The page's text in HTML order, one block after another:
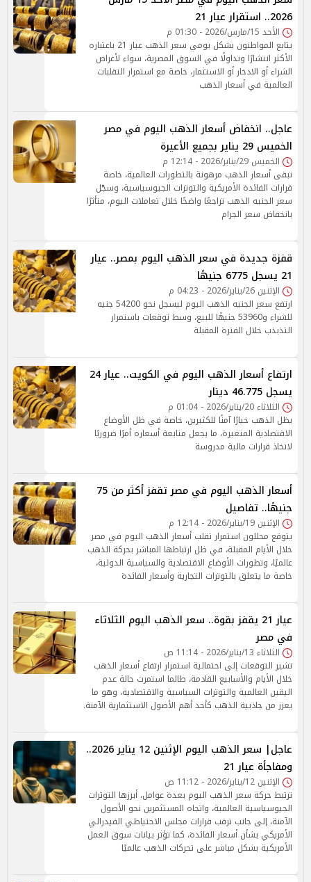
2026.. استقرار عيار 21
الأحد 15/مارس/2026 - 01:30 م
يتابع المواطنون بشكل يومي سعر الذهب عيار 21 باعتباره
الأكثر انتشارًا وتداولًا في السوق المصرية، سواء لأغراض
الشراء أو الادخار أو الاستثمار، خاصة مع استمرار التقلبات
العالمية في أسعار الذهب
عاجل.. انخفاض أسعار الذهب اليوم في مصر
الخميس 29 يناير بجميع الأعيرة
الخميس 29/يناير/2026 - 12:14 م
تبقى أسعار الذهب مرهونة بالتطورات العالمية، خاصة
قرارات الفائدة الأمريكية والتوترات الجيوسياسية، وسجّل
سعر الجنيه الذهب تراجعًا واضحًا خلال تعاملات اليوم، متأثرًا
بانخفاض سعر الجرام
قفزة جديدة في سعر الذهب اليوم بمصر.. عيار
21 يسجل 6775 جنيهًا
الإثنين 26/يناير/2026 - 04:23 م
ارتفع سعر الجنيه الذهب اليوم ليسجل نحو 54200 جنيه
للشراء و53960 جنيهًا للبيع، وسط توقعات باستمرار
التذبذب خلال الفترة المقبلة
ارتفاع أسعار الذهب اليوم في الكويت.. عيار 24
يسجل 46.775 دينار
الثلاثاء 20/يناير/2026 - 01:04 م
يظل الذهب خيارًا آمنًا للكثيرين، خاصة في ظل الأوضاع
الاقتصادية المتغيرة، ما يجعل متابعة أسعاره أمرًا ضروريًا
لاتخاذ قرارات مالية مدروسة
أسعار الذهب اليوم في مصر تقفز أكثر من 75
جنيهًا.. تفاصيل
الإثنين 19/يناير/2026 - 12:14 م
يتوقع محللون استمرار تقلب أسعار الذهب اليوم في مصر
خلال الأيام المقبلة، في ظل ارتباطها المباشر بحركة الذهب
عالميًا، وتطورات الأوضاع الاقتصادية والسياسية الدولية،
خاصة ما يتعلق بالتوترات التجارية وأسعار الفائدة
عيار 21 يقفز بقوة.. سعر الذهب اليوم الثلاثاء
في مصر
الثلاثاء 13/يناير/2026 - 11:14 ص
تشير التوقعات إلى احتمالية استمرار ارتفاع أسعار الذهب
خلال الأيام والأسابيع القادمة، طالما استمرت حالة عدم
اليقين العالمية والتوترات السياسية والاقتصادية، وهو ما
يعزز من جاذبية الذهب كأحد أهم الأصول الاستثمارية الآمنة.
عاجل| سعر الذهب اليوم الإثنين 12 يناير 2026..
ومفاجأة عيار 21
الإثنين 12/يناير/2026 - 11:12 ص
ترتبط حركة سعر الذهب اليوم بعدة عوامل، أبرزها التوترات
الجيوسياسية العالمية، واتجاه المستثمرين نحو الأصول
الآمنة، إلى جانب ترقب قرارات مجلس الاحتياطي الفيدرالي
الأمريكي بشأن أسعار الفائدة، كما تؤثر بيانات سوق العمل
الأمريكية بشكل مباشر على تحركات الذهب عالميًا